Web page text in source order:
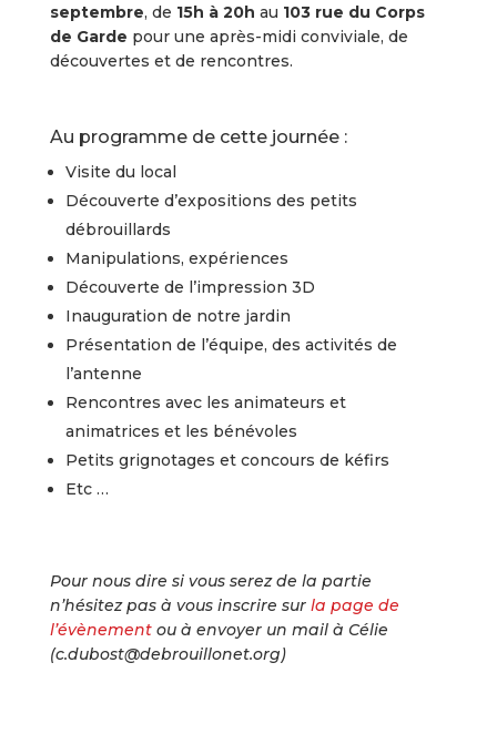
septembre, de 15h à 20h au 103 rue du Corps
de Garde pour une après-midi conviviale, de
découvertes et de rencontres.
Au programme de cette journée :
Visite du local
Découverte d’expositions des petits
débrouillards
Manipulations, expériences
Découverte de l’impression 3D
Inauguration de notre jardin
Présentation de l’équipe, des activités de
l’antenne
Rencontres avec les animateurs et
animatrices et les bénévoles
Petits grignotages et concours de kéfirs
Etc …
Pour nous dire si vous serez de la partie
n’hésitez pas à vous inscrire sur la page de
l’évènementou à envoyer un mail à Célie
(c.dubost@debrouillonet.org)